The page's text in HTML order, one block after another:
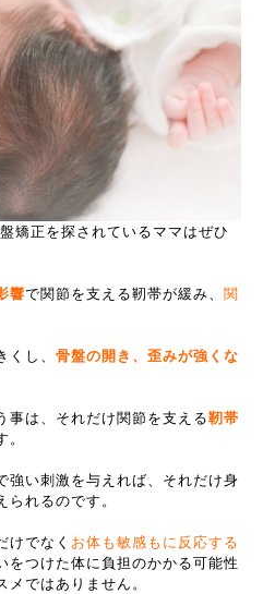
矯正を探されているママはぜひ
響で関節を支える靭帯が緩み、 関
し、 骨盤の開き、歪みが強くな
事は、それだけ関節を支える靭帯
。
強い刺激を与えれば、それだけ身
れるのです。
けでなく お体も敏感もに反応する
をつけた体に負担のかかる可能性
ではありません。